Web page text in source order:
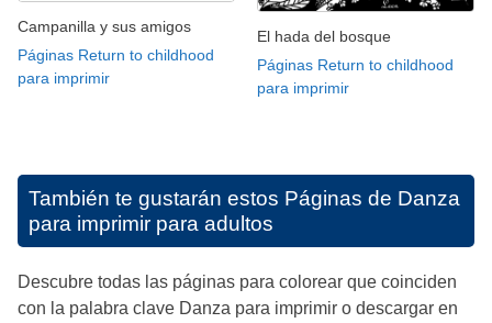
Campanilla y sus amigos
Páginas Return to childhood
para imprimir
El hada del bosque
Páginas Return to childhood
para imprimir
También te gustarán estos Páginas de Danza
para imprimir para adultos
Descubre todas las páginas para colorear que coinciden
con la palabra clave Danza para imprimir o descargar en